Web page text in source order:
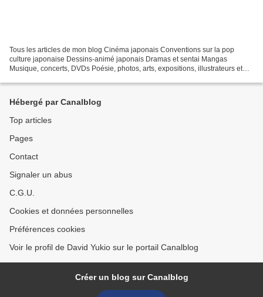
Tous les articles de mon blog Cinéma japonais Conventions sur la pop
culture japonaise Dessins-animé japonais Dramas et sentai Mangas
Musique, concerts, DVDs Poésie, photos, arts, expositions, illustrateurs et
Hébergé par Canalblog
Top articles
Pages
Contact
Signaler un abus
C.G.U.
Cookies et données personnelles
Préférences cookies
Voir le profil de David Yukio sur le portail Canalblog
Créer un blog sur Canalblog